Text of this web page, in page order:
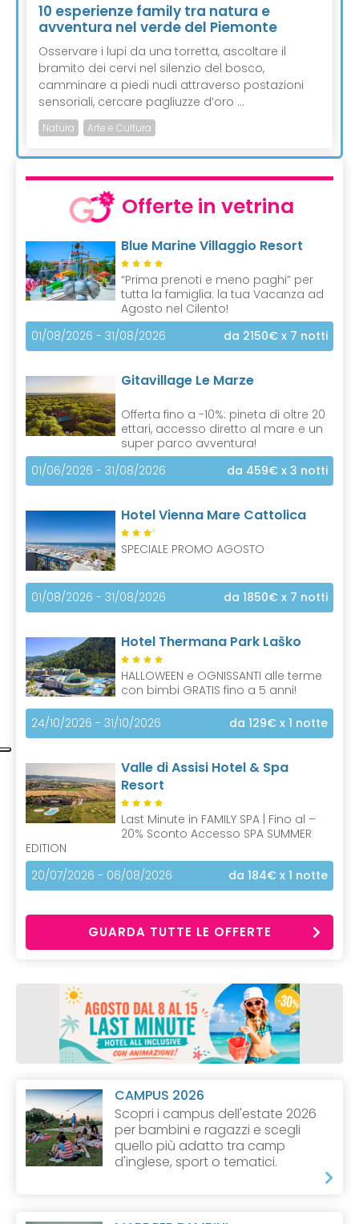
10 esperienze family tra natura e
avventura nel verde del Piemonte
Osservare i lupi da una torretta, ascoltare il
bramito dei cervi nel silenzio del bosco,
camminare a piedi nudi attraverso postazioni
sensoriali, cercare pagliuzze d’oro ...
Natura Arte e Cultura
Offerte in vetrina
Blue Marine Villaggio Resort
“Prima prenoti e meno paghi” per
tutta la famiglia: la tua Vacanza ad
Agosto nel Cilento!
01/08/2026 - 31/08/2026
da 2150€ x 7 notti
Gitavillage Le Marze
Offerta fino a -10%: pineta di oltre 20
ettari, accesso diretto al mare e un
super parco avventura!
01/06/2026 - 31/08/2026
da 459€ x 3 notti
Hotel Vienna Mare Cattolica
S
SPECIALE PROMO AGOSTO
01/08/2026 - 31/08/2026 da 1850€ x 7 notti
Hotel Thermana Park Laško
HALLOWEEN e OGNISSANTI alle terme
con bimbi GRATIS fino a 5 anni!
24/10/2026 - 31/10/2026 da 129€ x 1 notte
Valle di Assisi Hotel & Spa
Resort
Last Minute in FAMILY SPA | Fino al –
20% Sconto Accesso SPA SUMMER
EDITION
20/07/2026 - 06/08/2026
da 184€ x 1 notte
GUARDA TUTTE LE OFFERTE
CAMPUS 2026
Scopri i campus dell'estate 2026
per bambini e ragazzi e scegli
quello più adatto tra camp
d'inglese, sport o tematici.